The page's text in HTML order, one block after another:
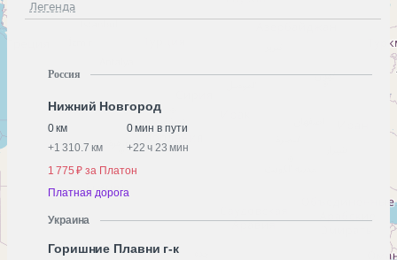
Легенда
Россия
Нижний Новгород
0 км
0 мин в пути
+1 310.7 км +22 ч 23 мин
1 775 ₽ за Платон
Платная дорога
Украина
Горишние Плавни г-к